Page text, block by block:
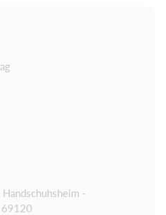
Handschuhsheim -